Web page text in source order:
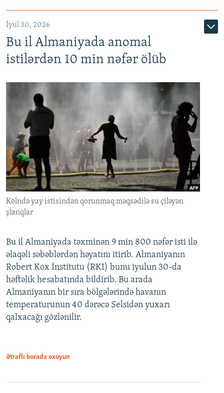
İyul 30, 2026
Bu il Almaniyada anomal
istilərdən 10 min nəfər ölüb
Kölndə yay istisindən qorunmaq məqsədilə su çiləyən
şlanqlar
Bu il Almaniyada təxminən 9 min 800 nəfər isti ilə
əlaqəli səbəblərdən həyatını itirib. Almaniyanın
Robert Kox İnstitutu (RKI) bunu iyulun 30-da
həftəlik hesabatında bildirib. Bu arada
Almaniyanın bir sıra bölgələrində havanın
temperaturunun 40 dərəcə Selsidən yuxarı
qalxacağı gözlənilir.
Ətraflı burada oxuyun